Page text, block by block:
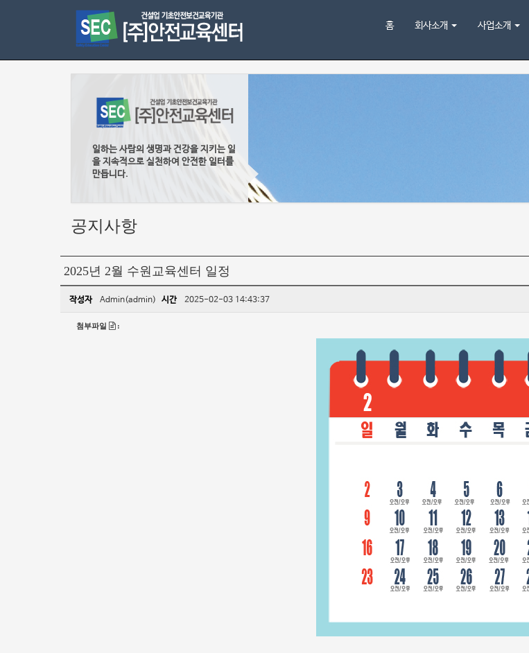
홈 회사소개 사업소개
일하는 사람의 생명과 건강을 지키는 일
을 지속적으로 실천하여 안전한 일터를
만듭니다.
공지사항
2025년 2월 수원교육센터 일정
작성자 Admin(admin) 시간 2025-02-03 14:43:37
첨부파일 :